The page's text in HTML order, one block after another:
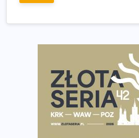
Praska 5k Run gospodarzem
Największy Bieg Powstania
Ponad 12 tysięcy uczestników
Tętno vs tempo – czym kierować
Co ma dużo białka? Produkty,
Rozbiegany Olsztyn szykuje się na